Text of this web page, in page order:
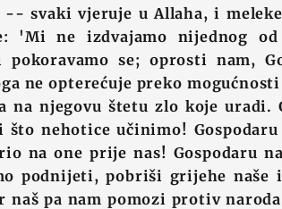
svaki vjeruje u Allaha, i
'Mi ne izdvajamo nijednog
se; oprosti nam,
ne opterećuje preko
na njegovu štetu zlo koje uradi.
nehotice učinimo!
na one prije nas! Gospodaru
podnijeti, pobriši grijehe
naš pa nam pomozi protiv